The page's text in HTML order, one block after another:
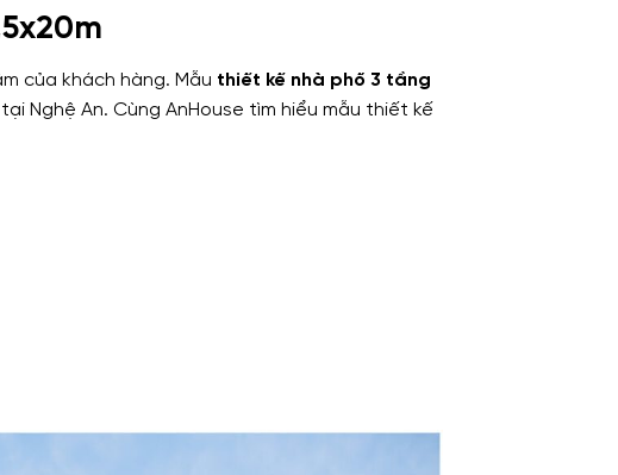
của khách hàng. Mẫu thiết kế nhà phố 3 tầng
Nghệ An. Cùng AnHouse tìm hiểu mẫu thiết kế